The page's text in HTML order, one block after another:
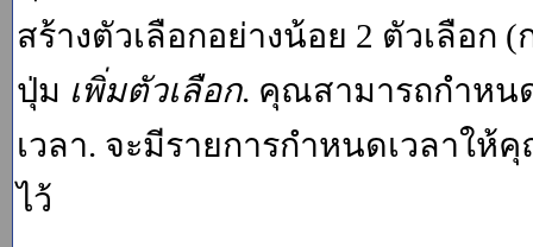
สร้างตัวเลือกอย่างน้อย 2 ตัวเลือก
ปุ่ม เพิ่มตัวเลือก. คุณสามารถกำหน
เวลา. จะมีรายการกำหนดเวลาให้
ไว้